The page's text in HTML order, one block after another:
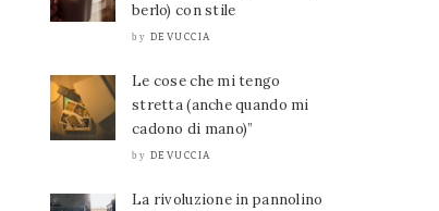
berlo) con stile
by DEVUCCIA
Le cose che mi tengo
stretta (anche quando mi
cadono di mano)”
by DEVUCCIA
La rivoluzione in pannolino